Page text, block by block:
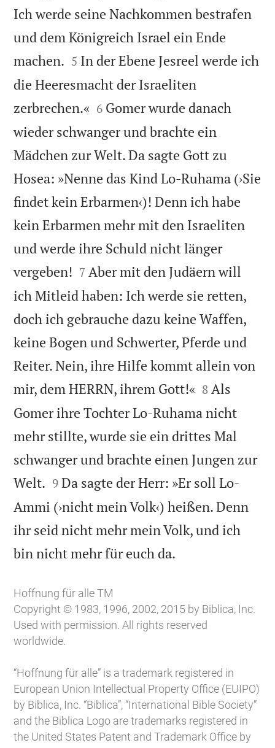
Ich werde seine Nachkommen bestrafen
und dem Königreich Israel ein Ende
machen. 

5 In der Ebene Jesreel werde ich
die Heeresmacht der Israeliten
zerbrechen.« 

6 Gomer wurde danach
wieder schwanger und brachte ein
Mädchen zur Welt. Da sagte Gott zu
Hosea: »Nenne das Kind Lo-Ruhama (›Sie
findet kein Erbarmen‹)! Denn ich habe
kein Erbarmen mehr mit den Israeliten
und werde ihre Schuld nicht länger
vergeben! 

7 Aber mit den Judäern will
ich Mitleid haben: Ich werde sie retten,
doch ich gebrauche dazu keine Waffen,
keine Bogen und Schwerter, Pferde und
Reiter. Nein, ihre Hilfe kommt allein von
mir, dem HERRN, ihrem Gott!« 

8 Als
Gomer ihre Tochter Lo-Ruhama nicht
mehr stillte, wurde sie ein drittes Mal
schwanger und brachte einen Jungen zur
Welt. 

9 Da sagte der Herr: »Er soll Lo-
Ammi (›nicht mein Volk‹) heißen. Denn
ihr seid nicht mehr mein Volk, und ich
bin nicht mehr für euch da.
Hoffnung für alle TM
Copyright © 1983, 1996, 2002, 2015 by Biblica, Inc.
Used with permission. All rights reserved
worldwide.
“Hoffnung für alle” is a trademark registered in
European Union Intellectual Property Office (EUIPO)
by Biblica, Inc. “Biblica”, “International Bible Society”
and the Biblica Logo are trademarks registered in
the United States Patent and Trademark Office by